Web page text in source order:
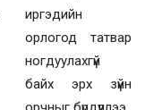
иргэдийн
орлогод татвар
ногдуулахгүй
байх эрх зүйн